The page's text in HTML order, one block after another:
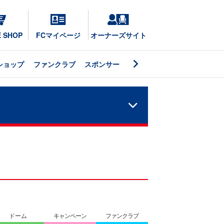
SHOP FCマイページ オーナーズサイト
ョップ ファンクラブ スポンサー
ドーム キャンペーン ファンクラブ